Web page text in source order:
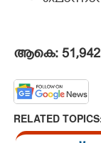
ആകെ: 51,​942
RELATED